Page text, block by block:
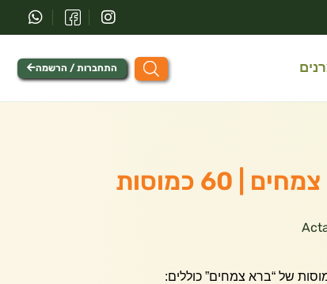
התחברות / הרשמה
כמוסות
של “ברא צמחים” כוללים: